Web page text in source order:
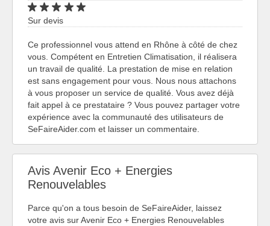
Sur devis
Ce professionnel vous attend en Rhône à côté de chez
vous. Compétent en Entretien Climatisation, il réalisera
un travail de qualité. La prestation de mise en relation
est sans engagement pour vous. Nous nous attachons
à vous proposer un service de qualité. Vous avez déjà
fait appel à ce prestataire ? Vous pouvez partager votre
expérience avec la communauté des utilisateurs de
SeFaireAider.com et laisser un commentaire.
Avis Avenir Eco + Energies
Renouvelables
Parce qu'on a tous besoin de SeFaireAider, laissez
votre avis sur Avenir Eco + Energies Renouvelables